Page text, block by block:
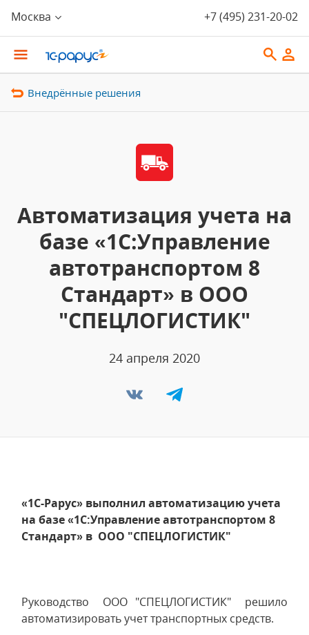
Москва +7 (495) 231-20-02
Внедрённые решения
Автоматизация учета на
базе «1С:Управление
автотранспортом 8
Стандарт» в ООО
"СПЕЦЛОГИСТИК"
24 апреля 2020
«1С-Рарус» выполнил автоматизацию учета
на базе «1С:Управление автотранспортом 8
Стандарт» в ООО "СПЕЦЛОГИСТИК"
Руководство ООО "СПЕЦЛОГИСТИК" решило
автоматизировать учет транспортных средств.